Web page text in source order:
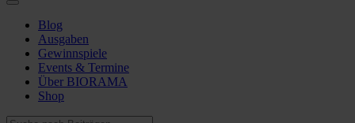
Blog
Ausgaben
Gewinnspiele
Events & Termine
Über BIORAMA
Shop